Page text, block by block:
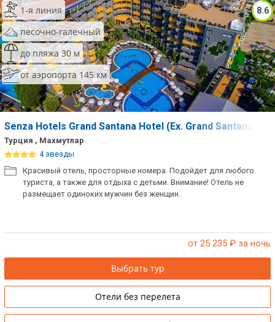
8.6
1-я линия
песочно-галечный
до пляжа 30 м
от аэропорта 145 км
Senza Hotels Grand Santana Hotel (Ex. Grand Santana)
Турция , Махмутлар
4 звезды
Красивый отель, просторные номера. Подойдет для любого
туриста, а также для отдыха с детьми. Внимание! Отель не
размещает одиноких мужчин без женщин.
от 25 235 ₽ за ночь
Выбрать тур
Отели без перелета